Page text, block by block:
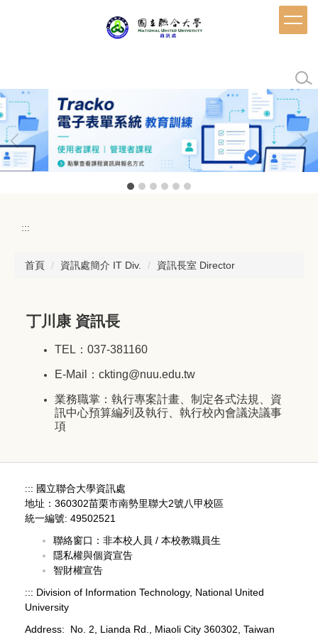
區
:::
首頁 資訊處簡介 IT Div. 資訊長室 Director
丁川康 資訊長
TEL：037-381160
E-Mail：ckting@nuu.edu.tw
業務職掌：執行專案計畫、制定各式法規、資
訊中心預算編列及執行、執行校內會議決議事
項
::: 國立聯合大學資訊處
地址：360302苗栗市南勢里聯大2號八甲校區
統一編號: 49502521
聯絡窗口： 非本校人員 / 本校教職員生
隱私權與個資宣告
智財權宣告
::: Division of Information Technology, National United
University
Address: No. 2, Lianda Rd., Miaoli City 360302, Taiwan